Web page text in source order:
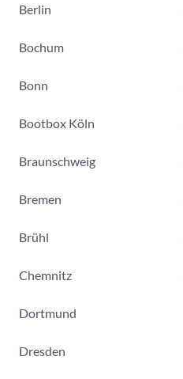
Berlin
Bochum
Bonn
Bootbox Köln
Braunschweig
Bremen
Brühl
Chemnitz
Dortmund
Dresden